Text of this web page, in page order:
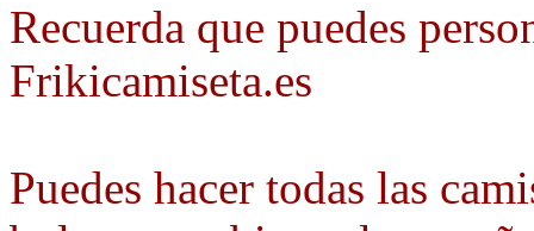
Recuerda que puedes
Frikicamiseta.es
Puedes hacer todas las